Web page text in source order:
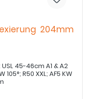
204mm
105°; R50 XXL; AF5 KW